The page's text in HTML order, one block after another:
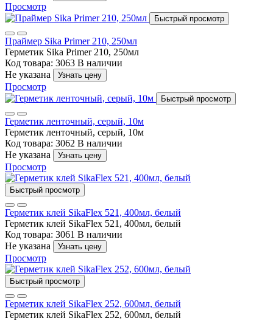
Просмотр
Быстрый просмотр
Праймер Sika Primer 210, 250мл
Герметик Sika Primer 210, 250мл
Код товара: 3063 В наличии
Не указана
Узнать цену
Просмотр
Быстрый просмотр
Герметик ленточный, серый, 10м
Герметик ленточный, серый, 10м
Код товара: 3062 В наличии
Не указана
Узнать цену
Просмотр
Быстрый просмотр
Герметик клей SikaFlex 521, 400мл, белый
Герметик клей SikaFlex 521, 400мл, белый
Код товара: 3061 В наличии
Не указана
Узнать цену
Просмотр
Быстрый просмотр
Герметик клей SikaFlex 252, 600мл, белый
Герметик клей SikaFlex 252, 600мл, белый